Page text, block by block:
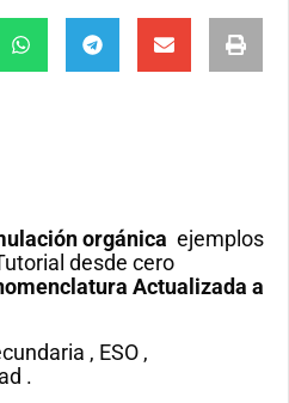
orgánica ejemplos
desde cero
Actualizada a
, ESO ,
.